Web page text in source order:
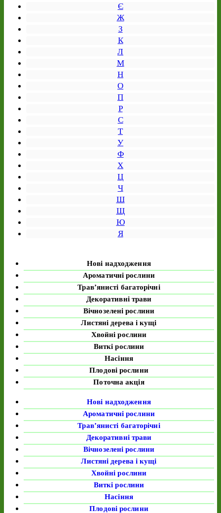
Є
Ж
З
К
Л
М
Н
О
П
Р
С
Т
У
Ф
Х
Ц
Ч
Ш
Щ
Ю
Я
Нові надходження
Ароматичні рослини
Трав’янисті багаторічні
Декоративні трави
Вічнозелені рослини
Листяні дерева і кущі
Хвойні рослини
Виткі рослини
Насіння
Плодові рослини
Поточна акція
Нові надходження
Ароматичні рослини
Трав’янисті багаторічні
Декоративні трави
Вічнозелені рослини
Листяні дерева і кущі
Хвойні рослини
Виткі рослини
Насіння
Плодові рослини